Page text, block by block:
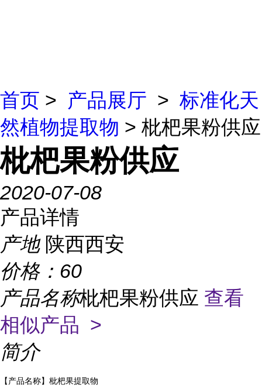
首页 > 产品展厅 > 标准化天
然植物提取物 > 枇杷果粉供应
枇杷果粉供应
2020-07-08
产品详情
产地 陕西西安
价格： 60
产品名称枇杷果粉供应 查看
相似产品 >
简介
【产品名称】 枇杷果提取物